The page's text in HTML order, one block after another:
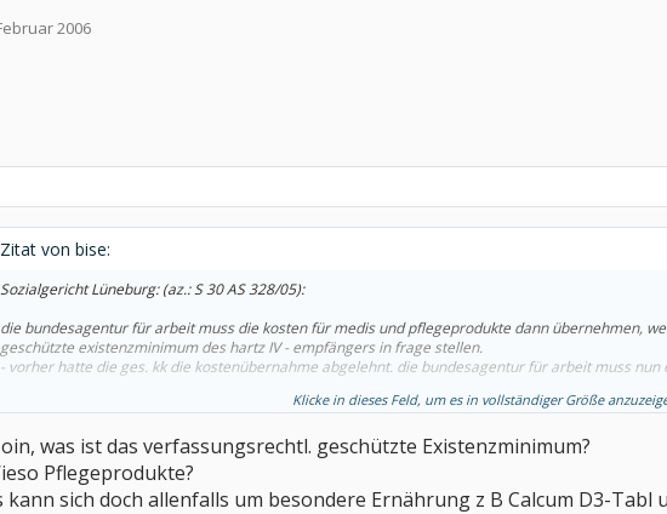
2006
Zitat von bise:
Sozialgericht Lüneburg: (az.: S 30 AS 328/05):
die bundesagentur für arbeit muss die kosten für medis und pflegeprodukte dann übernehmen,
geschützte existenzminimum des hartz IV - empfängers in frage stellen.
- vorher hatte die ges. kk die kostenübernahme abgelehnt. die bundesagentur für arbeit muss nun
Klicke in dieses Feld, um es in vollständiger Größe
was ist das verfassungsrechtl. geschützte Existenzminimum?
Pflegeprodukte?
kann sich doch allenfalls um besondere Ernährung z B Calcum D3-Tabl